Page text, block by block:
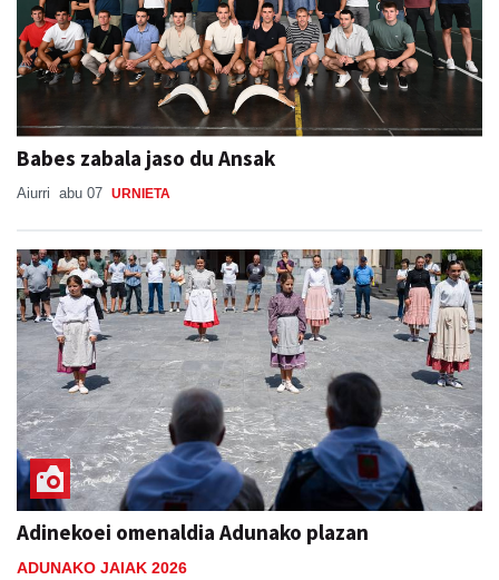
Babes zabala jaso du Ansak
Aiurri abu 07 URNIETA
Adinekoei omenaldia Adunako plazan
ADUNAKO JAIAK 2026